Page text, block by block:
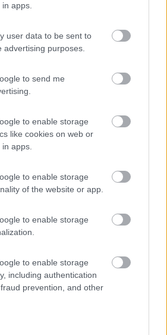
apps.
user data to be sent to
advertising purposes.
to send me
to enable storage
like cookies on web or
apps.
to enable storage
of the website or app.
to enable storage
to enable storage
including authentication
prevention, and other
Trasporti
17/08/2023 11:23
i servizi sono pulitissimi e
siamo fermati solo una notte
reception di turno c'ha detto
in zona, si resta un pò isolati
molto trafficata di giorno
poco informato sui luoghi da
infatti quando siamo partiti
Ottima la pinsa che fanno
Posizione